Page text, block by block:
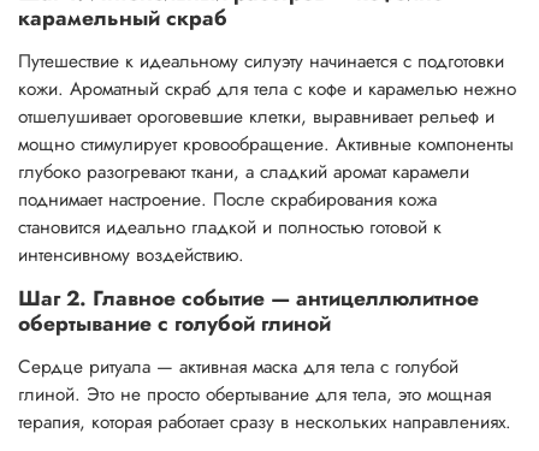
карамельный скраб
Путешествие к идеальному силуэту начинается с подготовки
кожи. Ароматный скраб для тела с кофе и карамелью нежно
отшелушивает ороговевшие клетки, выравнивает рельеф и
мощно стимулирует кровообращение. Активные компоненты
глубоко разогревают ткани, а сладкий аромат карамели
поднимает настроение. После скрабирования кожа
становится идеально гладкой и полностью готовой к
интенсивному воздействию.
Шаг 2. Главное событие — антицеллюлитное
обертывание с голубой глиной
Сердце ритуала — активная маска для тела с голубой
глиной. Это не просто обертывание для тела, это мощная
терапия, которая работает сразу в нескольких направлениях.